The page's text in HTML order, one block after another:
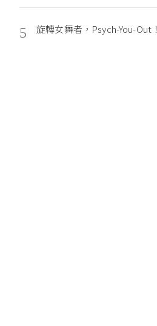
5 旋轉女舞者，Psych-You-Out！